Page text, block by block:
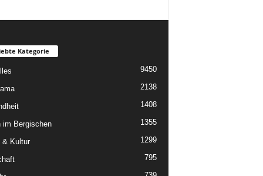
Kategorie
9450
2138
1408
im Bergischen 1355
& Kultur 1299
795